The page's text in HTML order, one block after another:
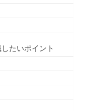
たいポイント